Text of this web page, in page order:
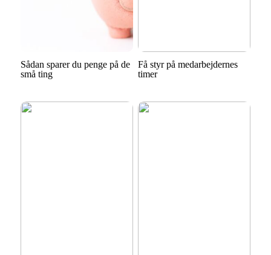
Sådan sparer du penge på de
små ting
Få styr på medarbejdernes
timer